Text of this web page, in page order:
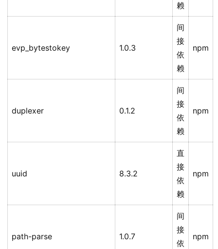
赖
evp_bytestokey 1.0.3
间
接
依
赖
npm
duplexer 0.1.2
间
接
依
赖
npm
uuid 8.3.2
直
接
依
赖
npm
path-parse 1.0.7
间
接
依
npm